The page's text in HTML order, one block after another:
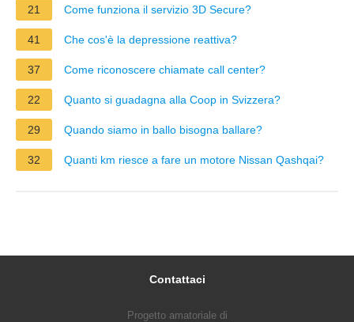
21 Come funziona il servizio 3D Secure?
41 Che cos'è la depressione reattiva?
37 Come riconoscere chiamate call center?
22 Quanto si guadagna alla Coop in Svizzera?
29 Quando siamo in ballo bisogna ballare?
32 Quanti km riesce a fare un motore Nissan Qashqai?
Contattaci
Progetto amatoriale di